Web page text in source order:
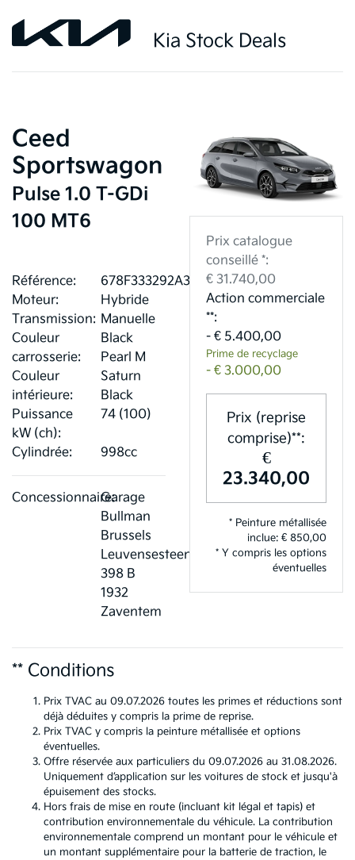
Kia Stock Deals
Ceed
Sportswagon
Pulse 1.0 T-GDi
100 MT6
Référence:
678F333292A32
Moteur:
Hybride
Transmission: Manuelle
Couleur
carrosserie:
Black
Pearl M
Couleur
intérieure:
Saturn
Black
Puissance
kW (ch):
74 (100)
Cylindrée: 998cc
Concessionnaire:Garage
Bullman
Brussels
Leuvensesteenweg
398 B
1932
Zaventem
Prix catalogue
conseillé *:
€ 31.740,00
Action commerciale
**:
- € 5.400,00
Prime de recyclage
- € 3.000,00
Prix (reprise
comprise)**:
€
23.340,00
* Peinture métallisée
inclue: € 850,00
* Y compris les options
éventuelles
** Conditions
Prix TVAC au 09.07.2026 toutes les primes et réductions sont
déjà déduites y compris la prime de reprise.
Prix TVAC y compris la peinture métallisée et options
éventuelles.
Offre réservée aux particuliers du 09.07.2026 au 31.08.2026.
Uniquement d’application sur les voitures de stock et jusqu'à
épuisement des stocks.
Hors frais de mise en route (incluant kit légal et tapis) et
contribution environnementale du véhicule. La contribution
environnementale comprend un montant pour le véhicule et
un montant supplémentaire pour la batterie de traction, le